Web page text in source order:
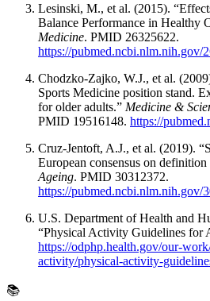
Lesinski, M., et al. (2015).
Balance Performance in Healthy
Medicine. PMID 26325622.
https://pubmed.ncbi.nlm.nih.gov/
Chodzko-Zajko, W.J., et al.
Sports Medicine position stand.
for older adults.” Medicine &
PMID 19516148. https://
Cruz-Jentoft, A.J., et al. (2019).
European consensus on definition
Ageing. PMID 30312372.
https://pubmed.ncbi.nlm.nih.gov/
U.S. Department of Health and
“Physical Activity Guidelines for
https://odphp.health.gov/our-
activity/physical-activity-
📚